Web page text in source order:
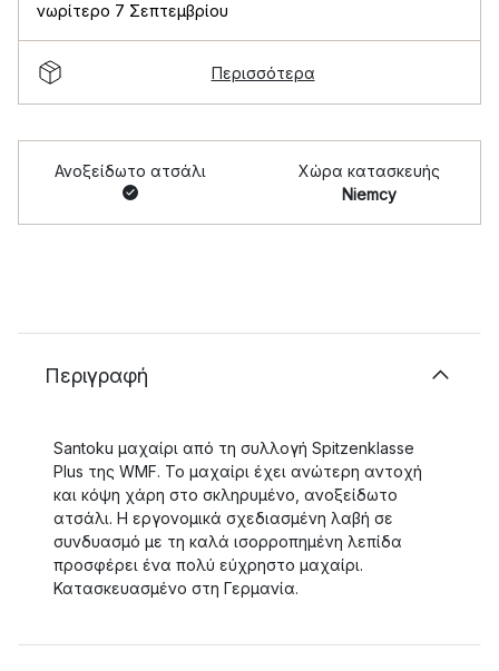
νωρίτερο 7 Σεπτεμβρίου
Περισσότερα
Ανοξείδωτο ατσάλι
Χώρα κατασκευής
Niemcy
Περιγραφή
Santoku μαχαίρι από τη συλλογή Spitzenklasse
Plus της WMF. Το μαχαίρι έχει ανώτερη αντοχή
και κόψη χάρη στο σκληρυμένο, ανοξείδωτο
ατσάλι. Η εργονομικά σχεδιασμένη λαβή σε
συνδυασμό με τη καλά ισορροπημένη λεπίδα
προσφέρει ένα πολύ εύχρηστο μαχαίρι.
Κατασκευασμένο στη Γερμανία.